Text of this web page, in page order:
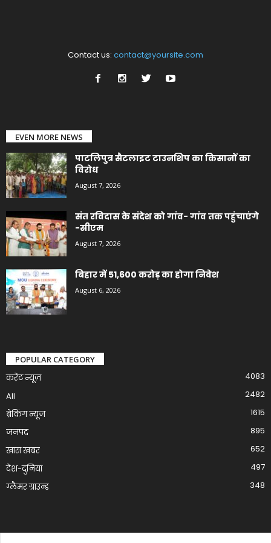
Contact us: contact@yoursite.com
EVEN MORE NEWS
पाटलिपुत्र सैटलाइट टाउनशिप का किसानों का
विरोध
August 7, 2026
संत रविदास के संदेश को गांव- गांव तक पहुंचाएंगे
-सीएम
August 7, 2026
बिहार में 51,600 करोड़ का होगा निवेश
August 6, 2026
POPULAR CATEGORY
करेंट न्यूज़
4083
All
2482
ब्रेकिंग न्यूज
1615
जनपद
895
खास खबर
652
देश-दुनिया
497
ग्लैमर ग्राउन्ड
348